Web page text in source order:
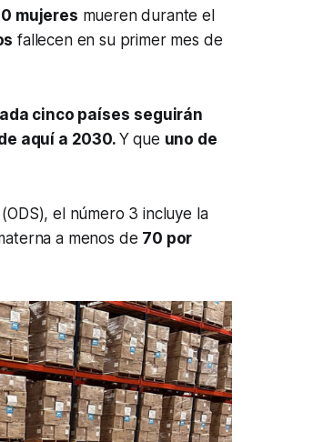
mujeres mueren durante el
fallecen en su primer mes de
cinco países seguirán
aquí a 2030.Y que uno de
(ODS), el número 3 incluye la
a menos de 70 por